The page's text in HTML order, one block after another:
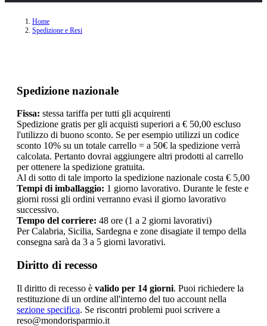
Home
Spedizione e Resi
Spedizione nazionale
Fissa: stessa tariffa per tutti gli acquirenti
Spedizione gratis per gli acquisti superiori a € 50,00 escluso
l'utilizzo di buono sconto. Se per esempio utilizzi un codice
sconto 10% su un totale carrello = a 50€ la spedizione verrà
calcolata. Pertanto dovrai aggiungere altri prodotti al carrello
per ottenere la spedizione gratuita.
Al di sotto di tale importo la spedizione nazionale costa € 5,00
Tempi di imballaggio: 1 giorno lavorativo. Durante le feste e
giorni rossi gli ordini verranno evasi il giorno lavorativo
successivo.
Tempo del corriere: 48 ore (1 a 2 giorni lavorativi)
Per Calabria, Sicilia, Sardegna e zone disagiate il tempo della
consegna sarà da 3 a 5 giorni lavorativi.
Diritto di recesso
Il diritto di recesso è valido per 14 giorni. Puoi richiedere la
restituzione di un ordine all'interno del tuo account nella
sezione specifica. Se riscontri problemi puoi scrivere a
reso@mondorisparmio.it